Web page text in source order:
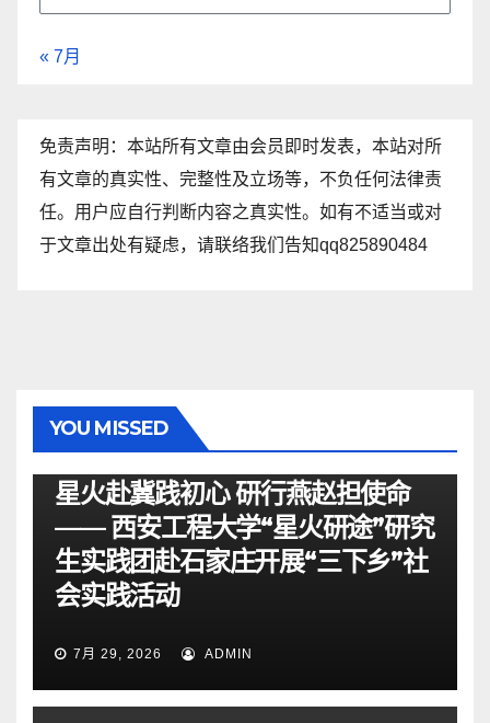
« 7月
免责声明：本站所有文章由会员即时发表，本站对所
有文章的真实性、完整性及立场等，不负任何法律责
任。用户应自行判断内容之真实性。如有不适当或对
于文章出处有疑虑，请联络我们告知qq825890484
YOU MISSED
星火赴冀践初心 研行燕赵担使命
—— 西安工程大学“星火研途”研究
生实践团赴石家庄开展“三下乡”社
会实践活动
7月 29, 2026 ADMIN